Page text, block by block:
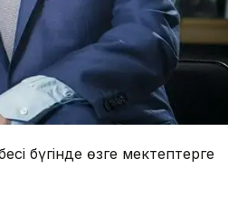
бүгінде өзге мектептерге